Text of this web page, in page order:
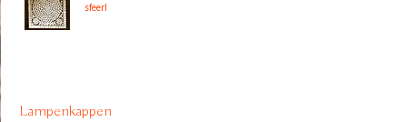
sfeer!
Lampenkappen